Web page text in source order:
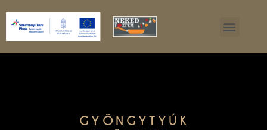
GYÖNGYTYÚK